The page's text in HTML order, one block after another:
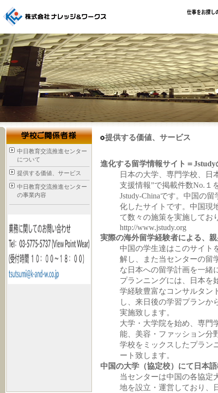
中日教育交流推進センター
について
提供する価値、サービス
中日教育交流推進センター
の事業内容
提供する価値、サービス
進化する留学情報サイト＝Jstudy
日本の大学、専門学校、日
支援情報”で掲載件数No.１
Jstudy-Chinaです。中国の
化したサイトです。中国現
て数々の施策を実施してお
http://www.jstudy.org
実際の海外留学経験者による、
中国の学生達はこのサイト
解し、また当センターの留
な日本への留学計画を一緒
プランニングには、日本を
学経験豊富なコンサルタン
し、来日後の学習プランか
実施致します。
大学・大学院を始め、専門
能、美容・ファッション分
学校をミックスしたプラン
ート致します。
中国の大学（協定校）にて日本
当センターは中国の各協定
地を設立・運営しており、